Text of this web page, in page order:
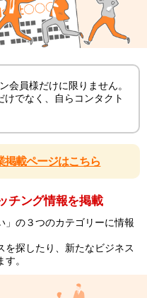
会員様だけに限りません。
でなく、自らコンタクト
載ページはこちら
チング情報を掲載
」の３つのカテゴリーに情報
を探したり、新たなビジネス
。